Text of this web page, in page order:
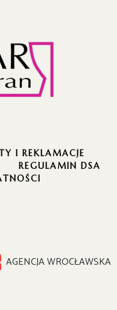
I REKLAMACJE
REGULAMIN DSA
AGENCJA WROCŁAWSKA